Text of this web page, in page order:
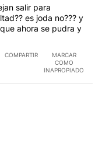
salir para
es joda no??? y
ahora se pudra y
COMPARTIR
MARCAR
COMO
INAPROPIADO